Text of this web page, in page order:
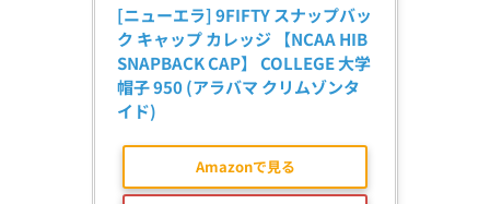
[ニューエラ] 9FIFTY スナップバッ
ク キャップ カレッジ 【NCAA HIB
SNAPBACK CAP】 COLLEGE 大学
帽子 950 (アラバマ クリムゾンタ
イド)
Amazonで見る